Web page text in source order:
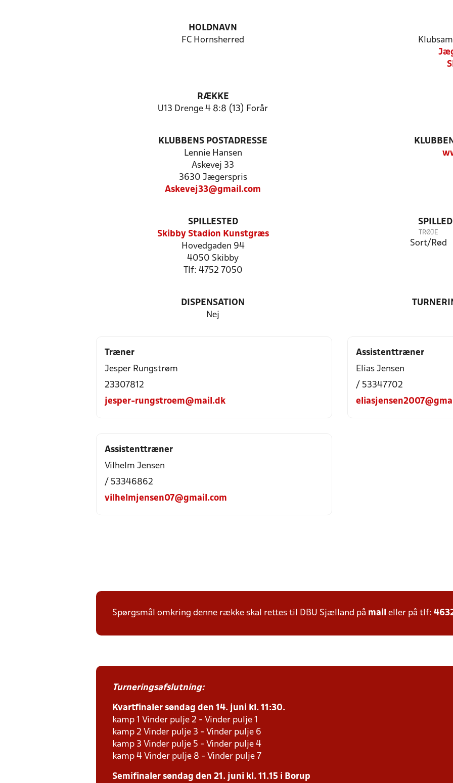
HOLDNAVN
FC Hornsherred
RÆKKE
U13 Drenge 4 8:8 (13) Forår
KLUBBENS POSTADRESSE
Lennie Hansen
Askevej 33
3630 Jægerspris
Askevej33@gmail.com
SPILLESTED
Skibby Stadion Kunstgræs
Hovedgaden 94
4050 Skibby
Tlf: 4752 7050
TRØJE
Sort/Rød
DISPENSATION
Nej
Træner
Jesper Rungstrøm
23307812
jesper-rungstroem@mail.dk
Assistenttræner
Elias Jensen
/ 53347702
Assistenttræner
Vilhelm Jensen
/ 53346862
vilhelmjensen07@gmail.com
Spørgsmål omkring denne række skal rettes til DBU Sjælland på mail eller på tlf:
Turneringsafslutning:
Kvartfinaler søndag den 14. juni kl. 11:30.
kamp 1 Vinder pulje 2 - Vinder pulje 1
kamp 2 Vinder pulje 3 - Vinder pulje 6
kamp 3 Vinder pulje 5 - Vinder pulje 4
kamp 4 Vinder pulje 8 - Vinder pulje 7
Semifinaler søndag den 21. juni kl. 11.15 i Borup